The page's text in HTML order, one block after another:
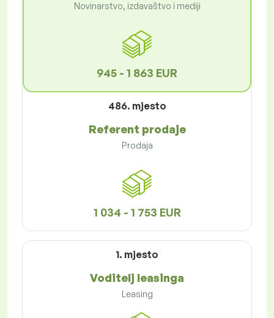
Novinarstvo, izdavaštvo i mediji
945 - 1 863 EUR
486. mjesto
Referent prodaje
Prodaja
1 034 - 1 753 EUR
1. mjesto
Voditelj leasinga
Leasing